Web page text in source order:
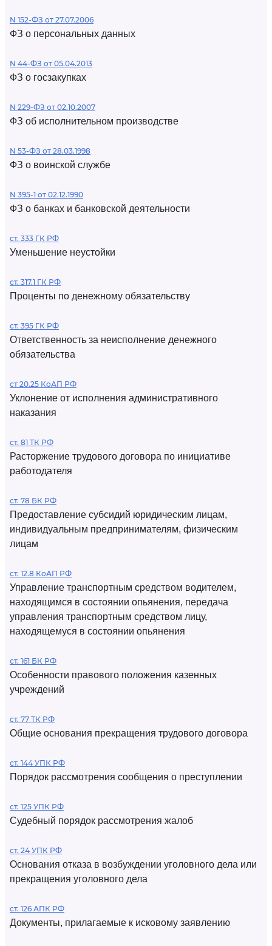
N 152-ФЗ от 27.07.2006
ФЗ о персональных данных
N 44-ФЗ от 05.04.2013
ФЗ о госзакупках
N 229-ФЗ от 02.10.2007
ФЗ об исполнительном производстве
N 53-ФЗ от 28.03.1998
ФЗ о воинской службе
N 395-1 от 02.12.1990
ФЗ о банках и банковской деятельности
ст. 333 ГК РФ
Уменьшение неустойки
ст. 317.1 ГК РФ
Проценты по денежному обязательству
ст. 395 ГК РФ
Ответственность за неисполнение денежного
обязательства
ст 20.25 КоАП РФ
Уклонение от исполнения административного
наказания
ст. 81 ТК РФ
Расторжение трудового договора по инициативе
работодателя
ст. 78 БК РФ
Предоставление субсидий юридическим лицам,
индивидуальным предпринимателям, физическим
лицам
ст. 12.8 КоАП РФ
Управление транспортным средством водителем,
находящимся в состоянии опьянения, передача
управления транспортным средством лицу,
находящемуся в состоянии опьянения
ст. 161 БК РФ
Особенности правового положения казенных
учреждений
ст. 77 ТК РФ
Общие основания прекращения трудового договора
ст. 144 УПК РФ
Порядок рассмотрения сообщения о преступлении
ст. 125 УПК РФ
Судебный порядок рассмотрения жалоб
ст. 24 УПК РФ
Основания отказа в возбуждении уголовного дела или
прекращения уголовного дела
ст. 126 АПК РФ
Документы, прилагаемые к исковому заявлению